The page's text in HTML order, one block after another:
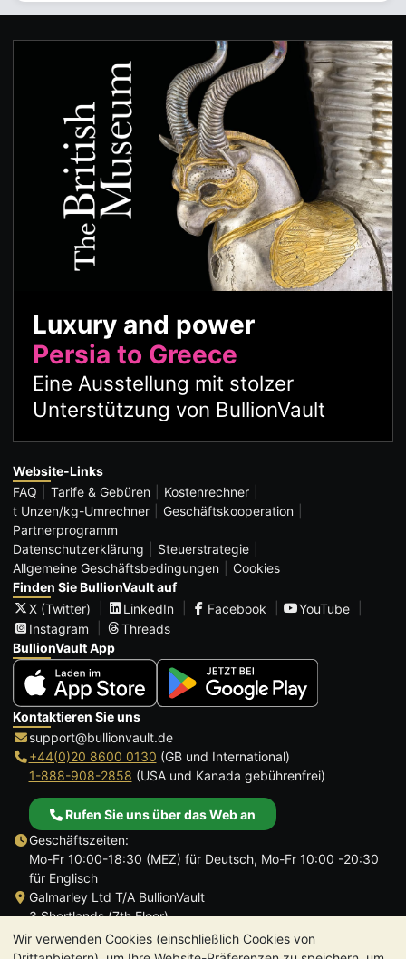
Wir verwenden Cookies (einschließlich Cookies von
Luxury and power
Persia to Greece
Eine Ausstellung mit stolzer
Unterstützung von BullionVault
Website-Links
FAQ
Tarife & Gebüren
Kostenrechner
t Unzen/kg-Umrechner
Geschäftskooperation
Partnerprogramm
Datenschutzerklärung
Steuerstrategie
Allgemeine Geschäftsbedingungen
Cookies
Finden Sie BullionVault auf
X (Twitter)
LinkedIn Facebook
YouTube
Instagram
Threads
BullionVault App
Kontaktieren Sie uns
support@bullionvault.de
+44(0)20 8600 0130 (GB und International)
1-888-908-2858 (USA und Kanada gebührenfrei)
Rufen Sie uns über das Web an
Geschäftszeiten:
Mo-Fr 10:00-18:30 (MEZ) für Deutsch, Mo-Fr 10:00 -20:30
für Englisch
Galmarley Ltd T/A BullionVault
3 Shortlands (7th Floor)
Hammersmith
London